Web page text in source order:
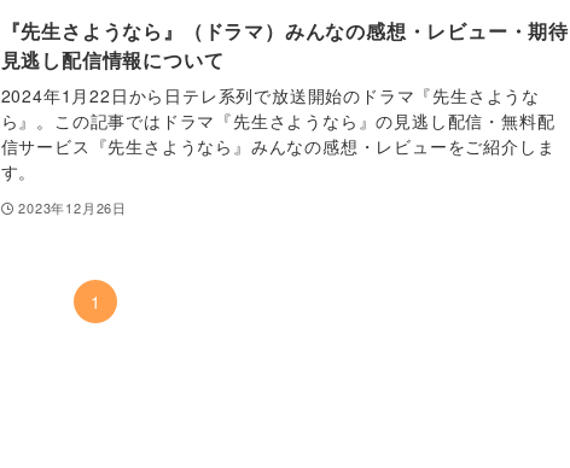
『先生さようなら』（ドラマ）みんなの感想・レビュー・期待
見逃し配信情報について
2024年1月22日から日テレ系列で放送開始のドラマ『先生さような
ら』。この記事ではドラマ『先生さようなら』の見逃し配信・無料配
信サービス『先生さようなら』みんなの感想・レビューをご紹介しま
す。
2023年12月26日
1